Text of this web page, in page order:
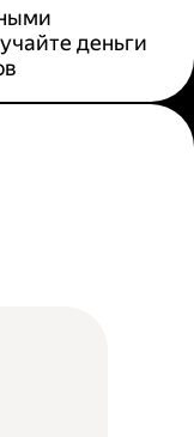
деньги